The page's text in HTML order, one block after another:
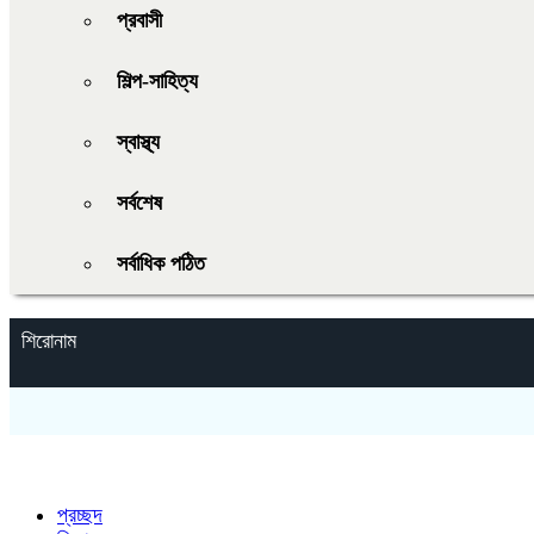
প্রবাসী
শিল্প-সাহিত্য
স্বাস্থ্য
সর্বশেষ
সর্বাধিক পঠিত
শিরোনাম
প্রচ্ছদ